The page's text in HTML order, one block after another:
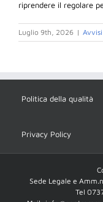
riprendere il regolare
Luglio 9th, 2026 | Avvisi
Politica della qualità
Privacy Policy
Sede Legale e
Tel